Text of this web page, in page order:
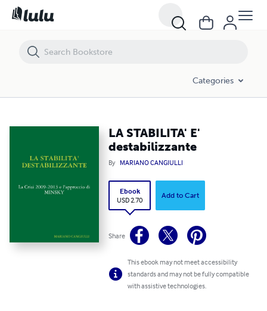
Categories
LA STABILITA' E'
destabilizzante
By MARIANO CANGIULLI
Ebook
USD 2.70
Add to Cart
Share
This ebook may not meet accessibility
standards and may not be fully compatible
with assistive technologies.
LA STABILITA' E' destabilizzante